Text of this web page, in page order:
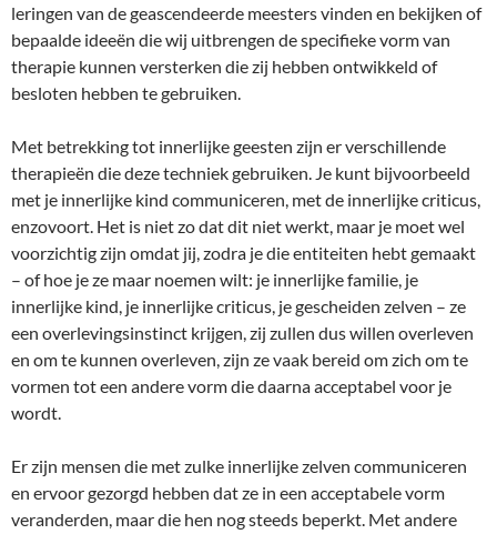
leringen van de geascendeerde meesters vinden en bekijken of
bepaalde ideeën die wij uitbrengen de specifieke vorm van
therapie kunnen versterken die zij hebben ontwikkeld of
besloten hebben te gebruiken.
Met betrekking tot innerlijke geesten zijn er verschillende
therapieën die deze techniek gebruiken. Je kunt bijvoorbeeld
met je innerlijke kind communiceren, met de innerlijke criticus,
enzovoort. Het is niet zo dat dit niet werkt, maar je moet wel
voorzichtig zijn omdat jij, zodra je die entiteiten hebt gemaakt
– of hoe je ze maar noemen wilt: je innerlijke familie, je
innerlijke kind, je innerlijke criticus, je gescheiden zelven – ze
een overlevingsinstinct krijgen, zij zullen dus willen overleven
en om te kunnen overleven, zijn ze vaak bereid om zich om te
vormen tot een andere vorm die daarna acceptabel voor je
wordt.
Er zijn mensen die met zulke innerlijke zelven communiceren
en ervoor gezorgd hebben dat ze in een acceptabele vorm
veranderden, maar die hen nog steeds beperkt. Met andere